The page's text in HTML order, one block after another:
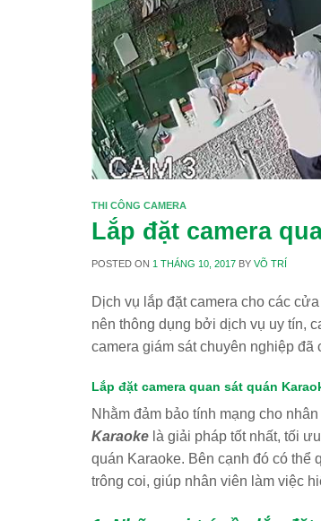
THI CÔNG CAMERA
Lắp đặt camera
POSTED ON 1 THÁNG 10, 2017 BYVÕ TRÍ
Dịch vụ lắp đặt camera cho các
nên thông dụng bởi dịch vụ uy tín,
camera giám sát chuyên nghiệp
Lắp đặt camera quan sát quán
Nhằm đảm bảo tính mạng cho
Karaoke là giải pháp tốt nhất, tối
quán Karaoke. Bên cạnh đó có thể
trông coi, giúp nhân viên làm việc